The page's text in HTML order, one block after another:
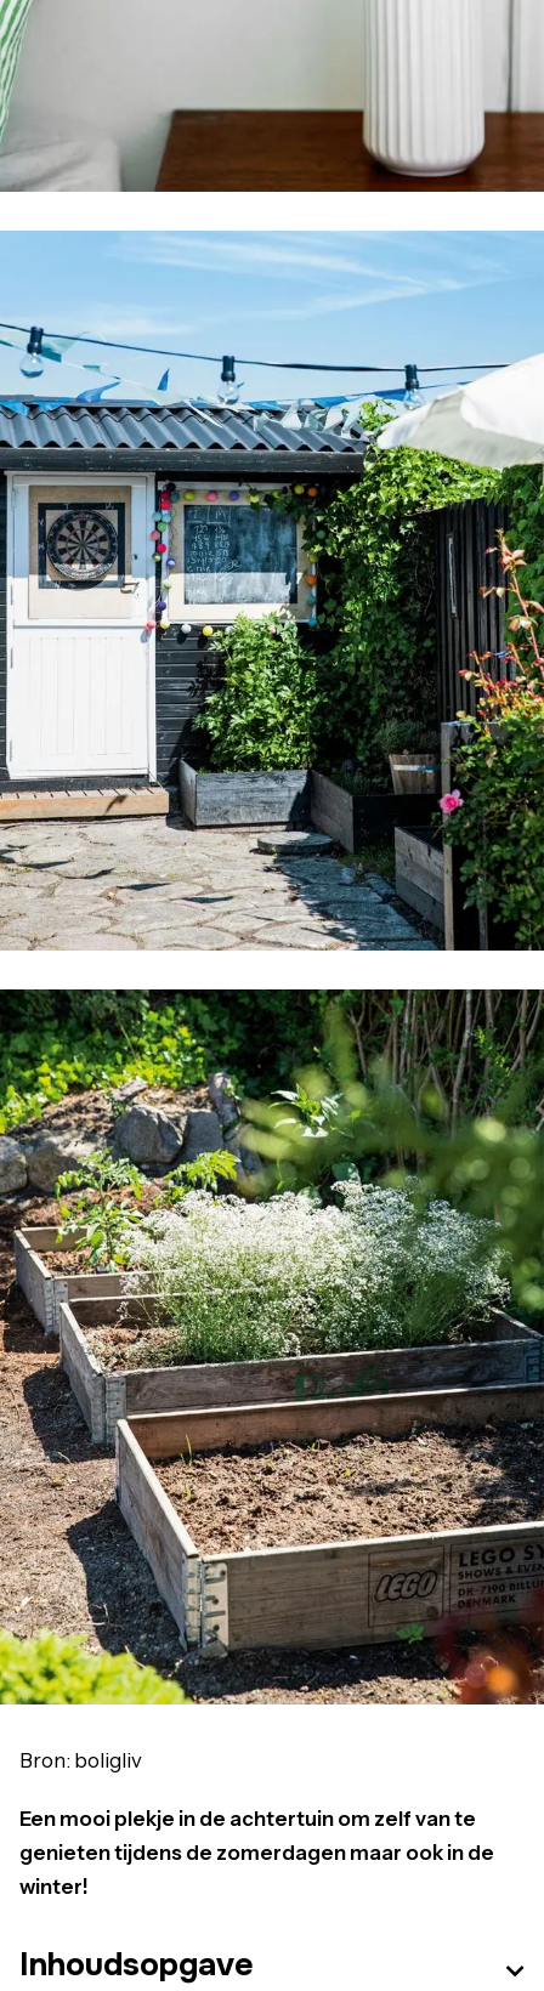
Bron: boligliv
Een mooi plekje in de achtertuin om zelf van te
genieten tijdens de zomerdagen maar ook in de
winter!
Inhoudsopgave